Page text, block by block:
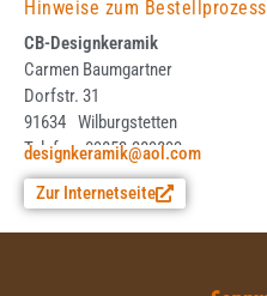
Hinweise zum Bestellprozess
CB-Designkeramik
Carmen Baumgartner
Dorfstr. 31
91634 Wilburgstetten
Telefon: 09853-389893
designkeramik@aol.com
Zur Internetseite